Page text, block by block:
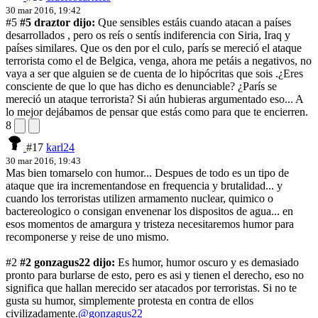
30 mar 2016, 19:42
#5 #5 draztor dijo: Que sensibles estáis cuando atacan a países
desarrollados , pero os reís o sentís indiferencia con Siria, Iraq y
países similares. Que os den por el culo, parís se mereció el ataque
terrorista como el de Belgica, venga, ahora me petáis a negativos, no
vaya a ser que alguien se de cuenta de lo hipócritas que sois .¿Eres
consciente de que lo que has dicho es denunciable? ¿París se
mereció un ataque terrorista? Si aún hubieras argumentado eso... A
lo mejor dejábamos de pensar que estás como para que te encierren.
8
#17 karl24
30 mar 2016, 19:43
Mas bien tomarselo con humor... Despues de todo es un tipo de
ataque que ira incrementandose en frequencia y brutalidad... y
cuando los terroristas utilizen armamento nuclear, quimico o
bactereologico o consigan envenenar los dispositos de agua... en
esos momentos de amargura y tristeza necesitaremos humor para
recomponerse y reise de uno mismo.
#2 #2 gonzagus22 dijo: Es humor, humor oscuro y es demasiado
pronto para burlarse de esto, pero es asi y tienen el derecho, eso no
significa que hallan merecido ser atacados por terroristas. Si no te
gusta su humor, simplemente protesta en contra de ellos
civilizadamente.@gonzagus22